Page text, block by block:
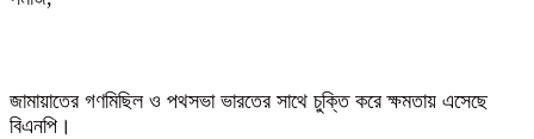
জামায়াতের গণমিছিল ও পথসভা ভারতের সাথে চুক্তি করে ক্ষমতায় এসেছে
বিএনপি।